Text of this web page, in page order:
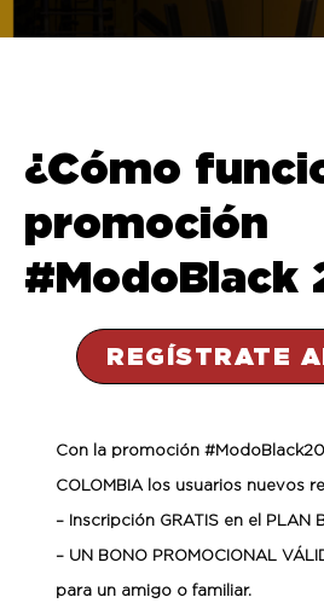
¿Cómo
promoción
#ModoBlack
REGÍSTRATE
Con la promoción
COLOMBIA los usuarios nuevos
– Inscripción GRATIS en el PLAN
– UN BONO PROMOCIONAL
para un amigo o familiar.